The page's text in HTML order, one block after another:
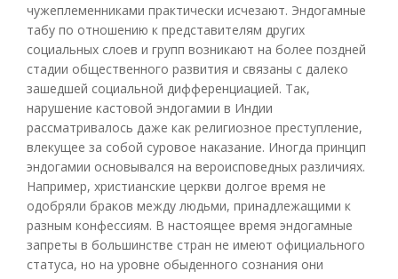
чужеплеменниками практически исчезают. Эндогамные
табу по отношению к представителям других
социальных слоев и групп возникают на более поздней
стадии общественного развития и связаны с далеко
зашедшей социальной дифференциацией. Так,
нарушение кастовой эндогамии в Индии
рассматривалось даже как религиозное преступление,
влекущее за собой суровое наказание. Иногда принцип
эндогамии основывался на вероисповедных различиях.
Например, христианские церкви долгое время не
одобряли браков между людьми, принадлежащими к
разным конфессиям. В настоящее время эндогамные
запреты в большинстве стран не имеют официального
статуса, но на уровне обыденного сознания они